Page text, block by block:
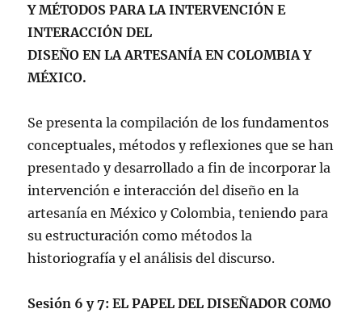
Y MÉTODOS PARA LA INTERVENCIÓN E
INTERACCIÓN DEL
DISEÑO EN LA ARTESANÍA EN COLOMBIA Y
MÉXICO.
Se presenta la compilación de los fundamentos
conceptuales, métodos y reflexiones que se han
presentado y desarrollado a fin de incorporar la
intervención e interacción del diseño en la
artesanía en México y Colombia, teniendo para
su estructuración como métodos la
historiografía y el análisis del discurso.
Sesión 6 y 7: EL PAPEL DEL DISEÑADOR COMO